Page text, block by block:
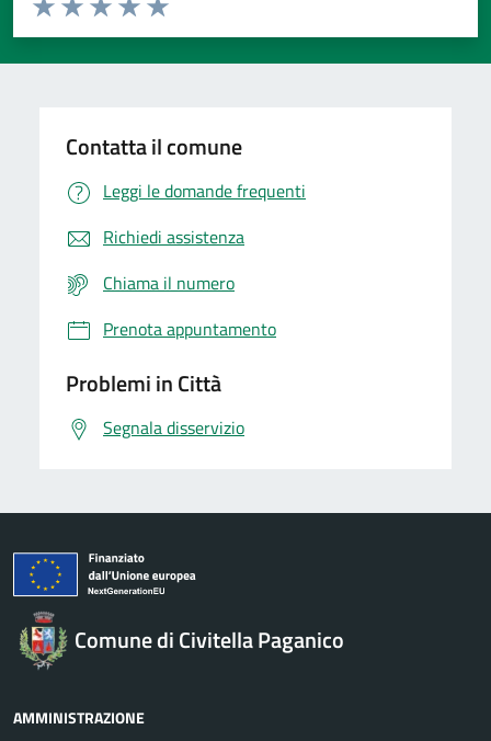
Valuta 5 stelle su 5
Valuta 4 stelle su 5
Valuta 3 stelle su 5
Valuta 2 stelle su 5
Valuta 1 stelle su 5
Contatta il comune
Leggi le domande frequenti
Richiedi assistenza
Chiama il numero
Prenota appuntamento
Problemi in Città
Segnala disservizio
Comune di Civitella Paganico
AMMINISTRAZIONE